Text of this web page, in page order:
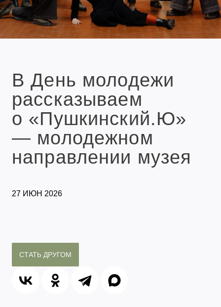
В День молодежи
рассказываем
о «Пушкинский.Ю»
— молодежном
направлении музея
27 ИЮН 2026
СТАТЬ ДРУГОМ